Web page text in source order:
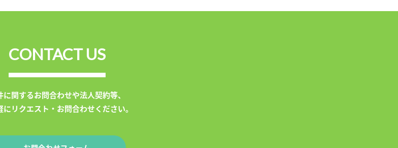
CONTACT US
に関するお問合わせや法人契約等、
にリクエスト・お問合わせください。